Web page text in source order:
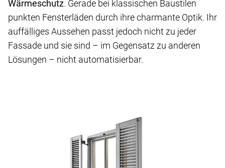
Wärmeschutz. Gerade bei klassischen Baustilen
punkten Fensterläden durch ihre charmante Optik. Ihr
auffälliges Aussehen passt jedoch nicht zu jeder
Fassade und sie sind – im Gegensatz zu anderen
Lösungen – nicht automatisierbar.